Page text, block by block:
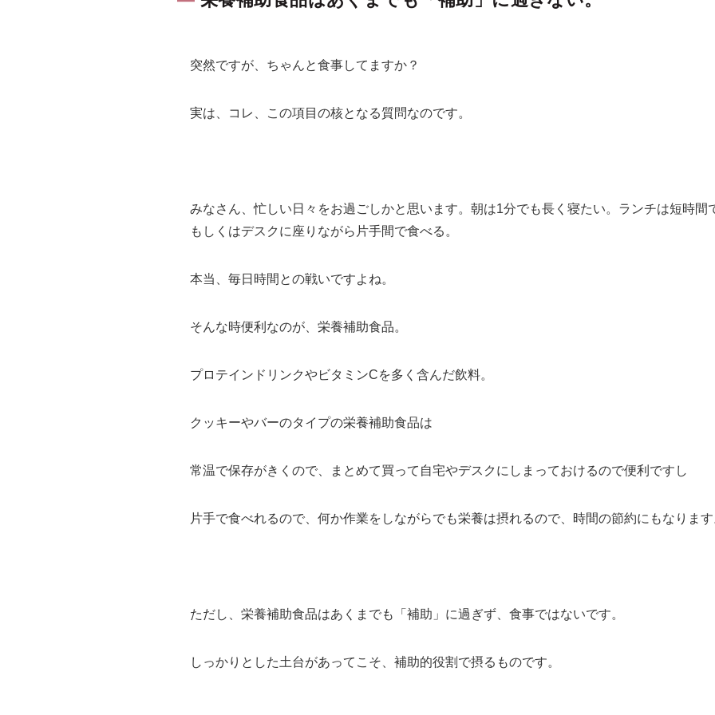
突然ですが、ちゃんと食事してますか？
実は、コレ、この項目の核となる質問なのです。
みなさん、忙しい日々をお過ごしかと思います。朝は1分でも長く寝たい。ランチは短時間
もしくはデスクに座りながら片手間で食べる。
本当、毎日時間との戦いですよね。
そんな時便利なのが、栄養補助食品。
プロテインドリンクやビタミンCを多く含んだ飲料。
クッキーやバーのタイプの栄養補助食品は
常温で保存がきくので、まとめて買って自宅やデスクにしまっておけるので便利ですし
片手で食べれるので、何か作業をしながらでも栄養は摂れるので、時間の節約にもなります
ただし、栄養補助食品はあくまでも「補助」に過ぎず、食事ではないです。
しっかりとした土台があってこそ、補助的役割で摂るものです。